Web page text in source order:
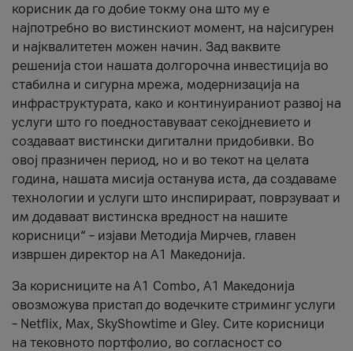
корисник да го добие токму она што му е
најпотребно во вистинскиот момент, на најсигурен
и најквалитетен можен начин. Зад ваквите
решенија стои нашата долгорочна инвестиција во
стабилна и сигурна мрежа, модернизација на
инфраструктурата, како и континуираниот развој на
услуги што го поедноставуваат секојдневието и
создаваат вистински дигитални придобивки. Во
овој празничен период, но и во текот на целата
година, нашата мисија останува иста, да создаваме
технологии и услуги што инспирираат, поврзуваат и
им додаваат вистинска вредност на нашите
корисници“ – изјави Методија Мирчев, главен
извршен директор на А1 Македонија.
За корисниците на A1 Combo, А1 Македонија
овозможува пристап до водечките стриминг услуги
– Netflix, Max, SkyShowtime и Gley. Сите корисници
на тековното портфолио, во согласност со